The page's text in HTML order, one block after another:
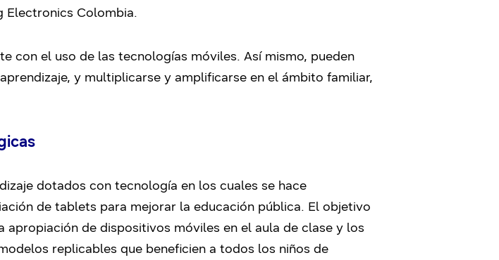
Electronics Colombia.
con el uso de las tecnologías móviles. Así mismo, pueden
y multiplicarse y amplificarse en el ámbito familiar,
dotados con tecnología en los cuales se hace
de tablets para mejorar la educación pública. El objetivo
de dispositivos móviles en el aula de clase y los
replicables que beneficien a todos los niños de